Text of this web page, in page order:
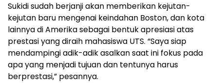
Sukidi sudah berjanji akan memberikan kejutan-
kejutan baru mengenai keindahan Boston, dan kota
lainnya di Amerika sebagai bentuk apresiasi atas
prestasi yang diraih mahasiswa UTS. “Saya siap
mendampingi adik-adik asalkan saat ini fokus pada
apa yang menjadi tujuan dan tentunya harus
berprestasi,” pesannya.